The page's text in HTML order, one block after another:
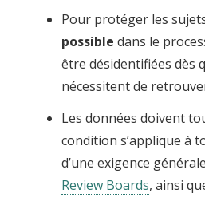
Pour protéger les
possible dans le
être désidentifiées dès
nécessitent de
Les données doivent
condition s’applique à
d’une exigence
Review Boards, ainsi